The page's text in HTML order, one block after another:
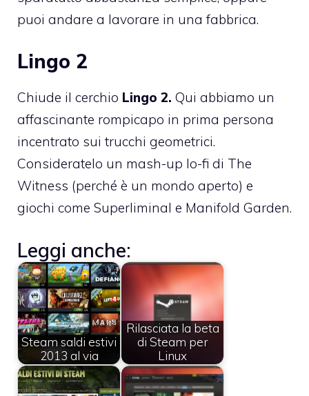
puoi andare a lavorare in una fabbrica.
Lingo 2
Chiude il cerchio Lingo 2. Qui abbiamo un
affascinante rompicapo in prima persona
incentrato sui trucchi geometrici.
Consideratelo un mash-up lo-fi di The
Witness (perché è un mondo aperto) e
giochi come Superliminal e Manifold Garden.
Leggi anche:
Steam saldi estivi
2013 al via
Rilasciata la beta
di Steam per
Linux